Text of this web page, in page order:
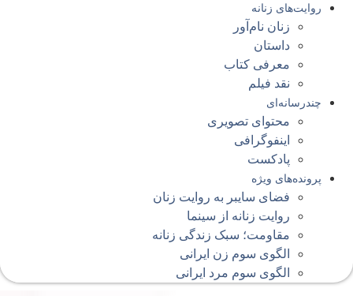
روایت‌های زنانه
زنان نام‌آور
داستان
معرفی کتاب
نقد فیلم
چندرسانه‌ای
محتوای تصویری
اینفوگرافی
پادکست
پرونده‌های ویژه
فضای سایبر به روایت زنان
روایت زنانه از سینما
مقاومت؛ سبک زندگی زنانه
الگوی سوم زن ایرانی
الگوی سوم مرد ایرانی